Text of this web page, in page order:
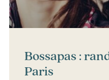
Bossapas :
Paris